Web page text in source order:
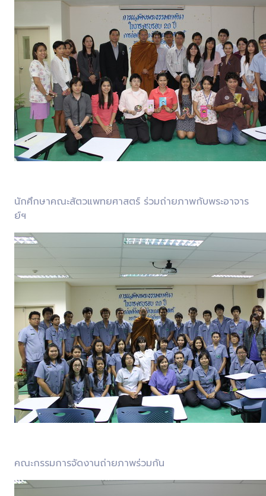
นักศึกษาคณะสัตวแพทยศาสตร์ ร่วมถ่ายภาพกับพระอาจาร
ย์ฯ
คณะกรรมการจัดงานถ่ายภาพร่วมกัน